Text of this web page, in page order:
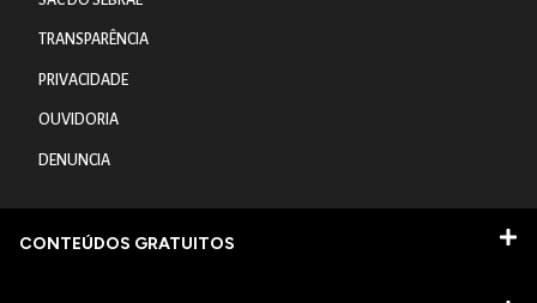
TRANSPARÊNCIA
PRIVACIDADE
OUVIDORIA
DENUNCIA
CONTEÚDOS GRATUITOS